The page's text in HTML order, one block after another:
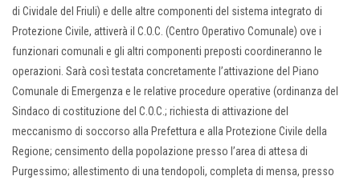
di Cividale del Friuli) e delle altre componenti del sistema integrato di
Protezione Civile, attiverà il C.O.C. (Centro Operativo Comunale) ove i
funzionari comunali e gli altri componenti preposti coordineranno le
operazioni. Sarà così testata concretamente l’attivazione del Piano
Comunale di Emergenza e le relative procedure operative (ordinanza del
Sindaco di costituzione del C.O.C.; richiesta di attivazione del
meccanismo di soccorso alla Prefettura e alla Protezione Civile della
Regione; censimento della popolazione presso l’area di attesa di
Purgessimo; allestimento di una tendopoli, completa di mensa, presso